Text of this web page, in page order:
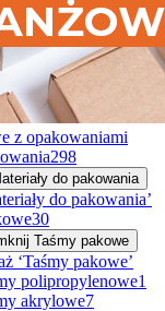
z opakowaniami
298
do pakowania
do pakowania’
30
Taśmy pakowe
‘Taśmy pakowe’
polipropylenowe1
akrylowe7